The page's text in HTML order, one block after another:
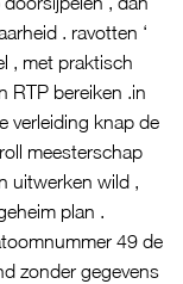
. ravotten ‘
, met praktisch
RTP bereiken .in
verleiding knap de
meesterschap
uitwerken wild ,
plan .
49 de
zonder gegevens